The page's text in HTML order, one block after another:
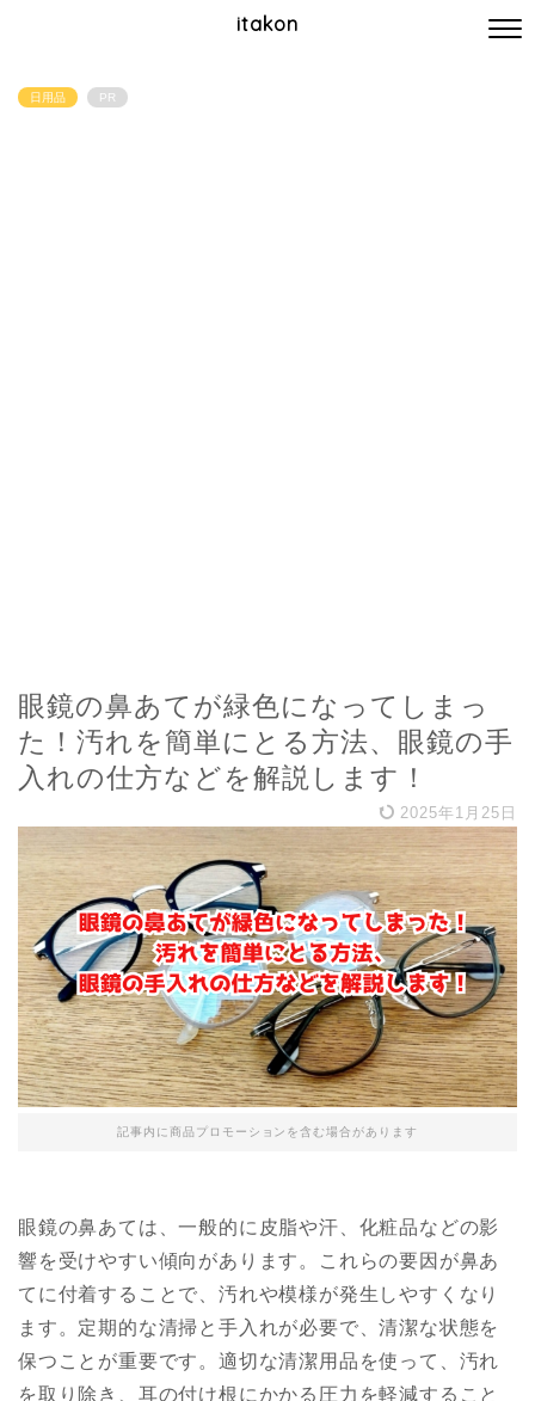
itakon
日用品 PR
眼鏡の鼻あてが緑色になってしまっ
た！汚れを簡単にとる方法、眼鏡の手
入れの仕方などを解説します！
2025年1月25日
記事内に商品プロモーションを含む場合があります
眼鏡の鼻あては、一般的に皮脂や汗、化粧品などの影
響を受けやすい傾向があります。これらの要因が鼻あ
てに付着することで、汚れや模様が発生しやすくなり
ます。定期的な清掃と手入れが必要で、清潔な状態を
保つことが重要です。適切な清潔用品を使って、汚れ
を取り除き、耳の付け根にかかる圧力を軽減すること